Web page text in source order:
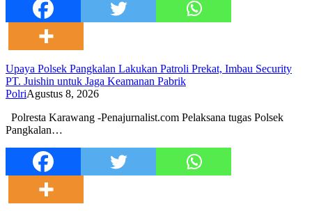
Upaya Polsek Pangkalan Lakukan Patroli Prekat, Imbau Security
PT. Juishin untuk Jaga Keamanan Pabrik
PolriAgustus 8, 2026
Polresta Karawang -Penajurnalist.com Pelaksana tugas Polsek
Pangkalan…